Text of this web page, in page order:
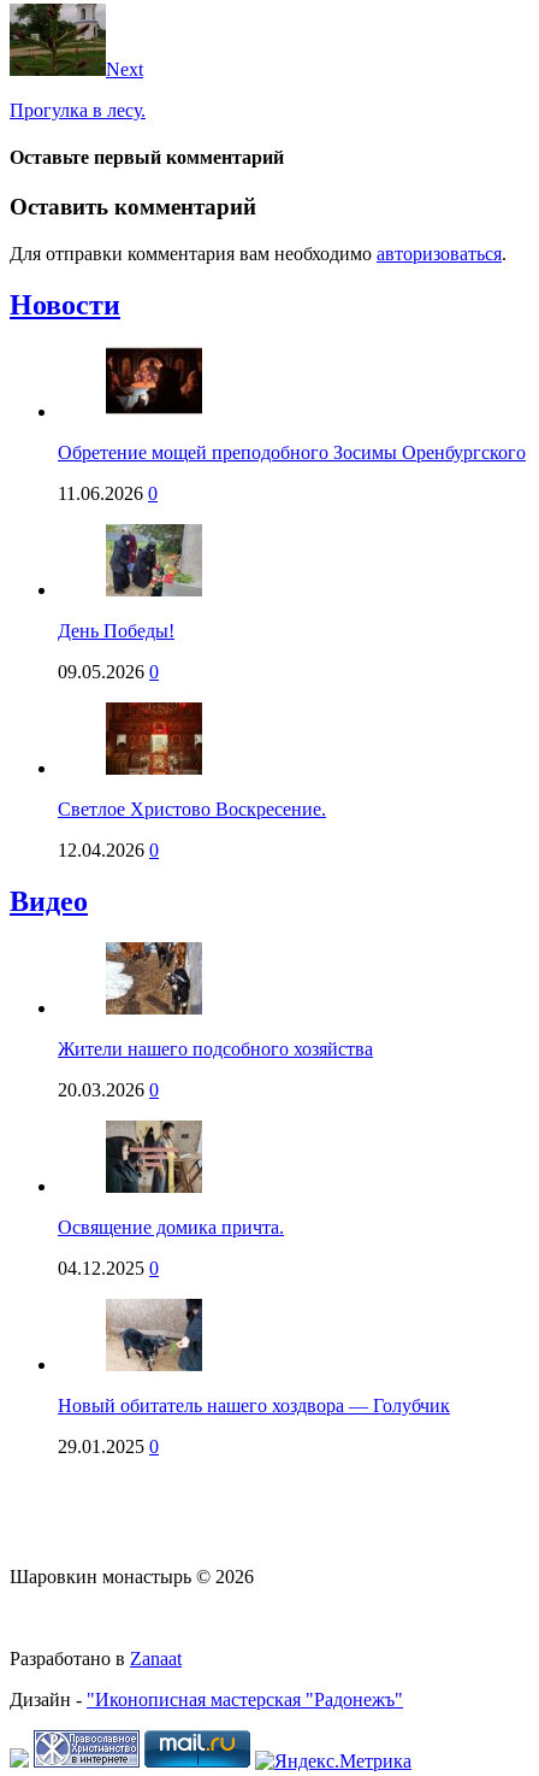
Next
Прогулка в лесу.
Оставьте первый комментарий
Оставить комментарий
Для отправки комментария вам необходимо авторизоваться.
Новости
Обретение мощей преподобного Зосимы Оренбургского
11.06.2026 0
День Победы!
09.05.2026 0
Светлое Христово Воскресение.
12.04.2026 0
Видео
Жители нашего подсобного хозяйства
20.03.2026 0
Освящение домика причта.
04.12.2025 0
Новый обитатель нашего хоздвора — Голубчик
29.01.2025 0
Шаровкин монастырь © 2026
Разработано в Zanaat
Дизайн - "Иконописная мастерская "Радонежъ"